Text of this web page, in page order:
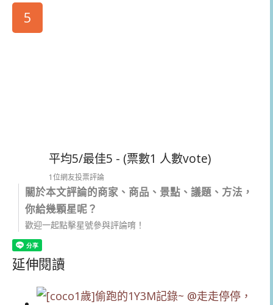
5
平均5/最佳5 - (票數1 人數vote)
1位網友投票評論
關於本文評論的商家、商品、景點、議題、方法，
你給幾顆星呢？
歡迎一起點擊星號參與評論唷！
延伸閱讀